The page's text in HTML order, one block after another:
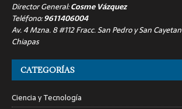
Director General:Cosme Vázquez
Teléfono:9611406004
Av. 4 Mzna. 8 #112 Fracc. San Pedro y San
Chiapas
CATEGORÍAS
Ciencia y Tecnología